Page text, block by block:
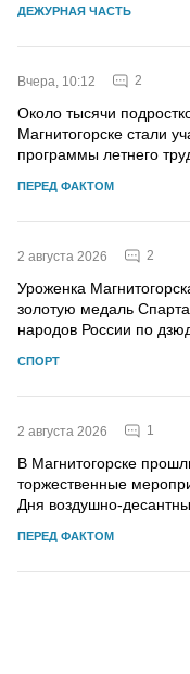
ДЕЖУРНАЯ ЧАСТЬ
Вчера, 10:12 2
Около тысячи
Магнитогорске стали
программы летнего
ПЕРЕД ФАКТОМ
2 августа 2026 2
Уроженка
золотую медаль
народов России по
СПОРТ
2 августа 2026 1
В Магнитогорске
торжественные
Дня воздушно-
ПЕРЕД ФАКТОМ